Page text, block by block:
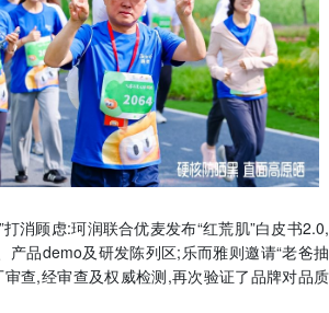
消顾虑:珂润联合优麦发布“红荒肌”白皮书2.0,
产品demo及研发陈列区;乐而雅则邀请“老爸抽
查,经审查及权威检测,再次验证了品牌对品质